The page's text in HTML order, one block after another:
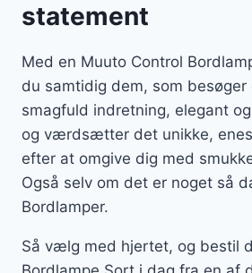
statement
Med en Muuto Control
du samtidig dem, som
smagfuld indretning, elegant
og værdsætter det unikke,
efter at omgive dig med
Også selv om det er noget så
Bordlamper.
Så vælg med hjertet, og bestil